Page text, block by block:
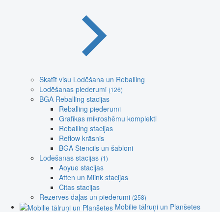
Skatīt visu Lodēšana un Reballing
Lodēšanas piederumi (126)
BGA Reballing stacijas
Reballing piederumi
Grafikas mikroshēmu komplekti
Reballing stacijas
Reflow krāsnis
BGA Stencils un šabloni
Lodēšanas stacijas (1)
Aoyue stacijas
Atten un Mlink stacijas
Citas stacijas
Rezerves daļas un piederumi (258)
Mobilie tālruņi un Planšetes